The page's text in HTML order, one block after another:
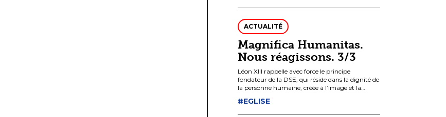
ACTUALITÉ
Magnifica Humanitas.
Nous réagissons. 3/3
Léon XIII rappelle avec force le principe
fondateur de la DSE, qui réside dans la dignité de
la personne humaine, créée à l’image et la
être jugée sur des critères d’efficacité, ni
#EGLISE